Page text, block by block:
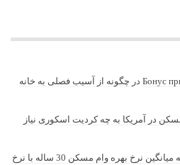
Бонус در چگونه از آسیب فصلی به خانه
در آمریکا به چه کردیت اسکوری نیاز
این هفته میانگین نرخ بهره وام مسکن 30 ساله با نرخ